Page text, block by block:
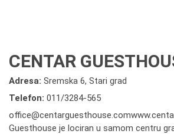
CENTAR
Adresa: Sremska 6, Stari grad
Telefon: 011/3284-565
Guesthouse je lociran u samom centru